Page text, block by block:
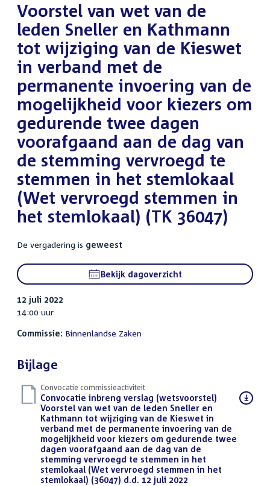
:Voorstel van wet van de
leden Sneller en Kathmann
tot wijziging van de Kieswet
in verband met de
permanente invoering van de
mogelijkheid voor kiezers om
gedurende twee dagen
voorafgaand aan de dag van
de stemming vervroegd te
stemmen in het stemlokaal
(Wet vervroegd stemmen in
het stemlokaal) (TK 36047)
De vergadering is geweest
Bekijk dagoverzicht
12 juli 2022
14:00 uur
Commissie: Binnenlandse Zaken
Bijlage
Convocatie commissieactiviteit
Download
bestand:
Convocatie inbreng verslag (wetsvoorstel)
Voorstel van wet van de leden Sneller en
Kathmann tot wijziging van de Kieswet in
verband met de permanente invoering van de
mogelijkheid voor kiezers om gedurende twee
dagen voorafgaand aan de dag van de
stemming vervroegd te stemmen in het
stemlokaal (Wet vervroegd stemmen in het
stemlokaal) (36047) d.d. 12 juli 2022